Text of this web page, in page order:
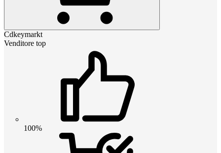
Cdkeymarkt
Venditore top
100%